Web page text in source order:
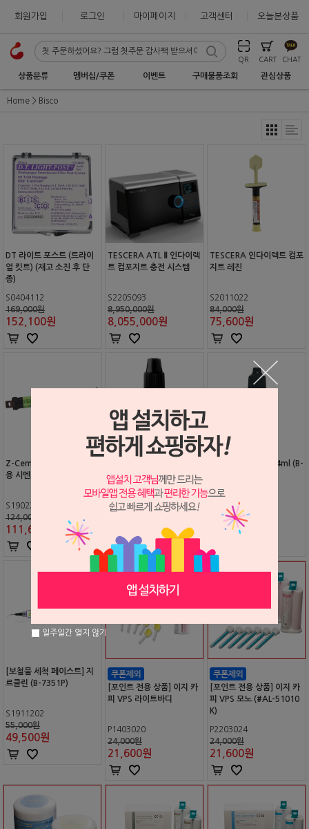
회원가입 로그인 마이페이지 고객센터 오늘본상품
QR CART CHAT
상품분류 멤버십/쿠폰 이벤트 구매물품조회 관심상품
Home Bisco
DT 라이트 포스트 (트라이
얼 킷트) (재고 소진 후 단
종)
S0404112
169,000원
152,100원
TESCERA ATL Ⅱ 인다이렉
트 컴포지트 충전 시스템
S2205093
8,950,000원
8,055,000원
TESCERA 인다이렉트 컴포
지트 레진
S2011022
84,000원
75,600원
Z-Cem SA (지르코니아 전
용 시멘트)
S1902282
124,000원
111,600
6002P)
S1004113
Z-프라이머 플러스 4ml (B-
S2210090
144,000원
129,600
[보철물 세척 페이스트] 지
르클린 (B-7351P)
S1911202
55,000원
49,500원
[포인트 전용 상품] 이지 카
피 VPS 라이트바디
P1403020
24,000원
21,600원
[포인트 전용 상품] 이지 카
피 VPS 모노 (#AL-51010
K)
P2203024
24,000원
21,600원
일주일간 열지 않기